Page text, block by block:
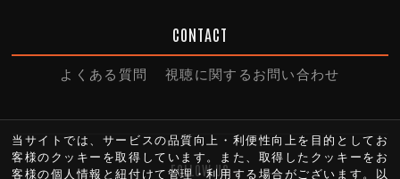
CONTACT
よくある質問 視聴に関するお問い合わせ
FOLLOW US
当サイトでは、サービスの品質向上・利便性向上を目的としてお
客様のクッキーを取得しています。また、取得したクッキーをお
客様の個人情報と紐付けて管理・利用する場合がございます。以